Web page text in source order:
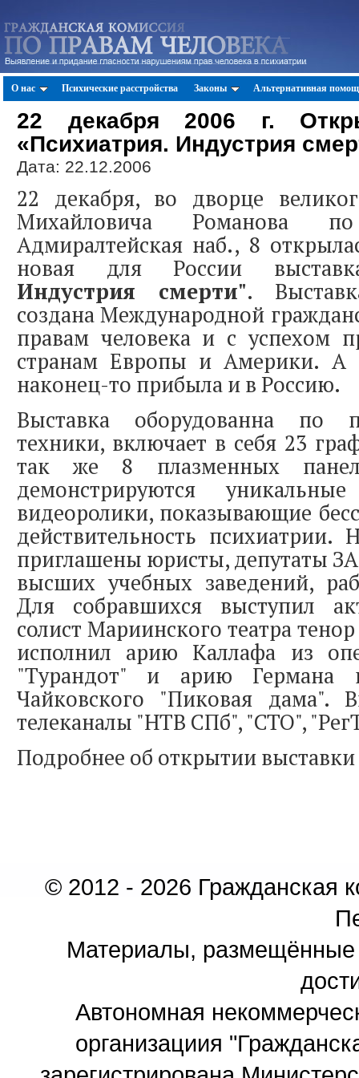
О нас Психические расстройства Законы Альтернативная
22 декабря 2006 г.
«Психиатрия. Индустрия
Дата: 22.12.2006
22 декабря, во дворце
Михайловича Романова
Адмиралтейская наб., 8
новая для России
Индустрия смерти".
создана Международной
правам человека и с успехом
странам Европы и Америки. А
наконец-то прибыла и в Россию.
Выставка оборудованна по
техники, включает в себя 23
так же 8 плазменных
демонстрируются
видеоролики, показывающие
действительность
приглашены юристы, депутаты
высших учебных заведений,
Для собравшихся выступил
солист Мариинского театра
исполнил арию Каллафа из
"Турандот" и арию
Чайковского "Пиковая дама".
телеканалы "НТВ СПб", "СТО",
Подробнее об открытии
© 2012 - 2026 Гражданская
Материалы, размещённые
Автономная
организациия